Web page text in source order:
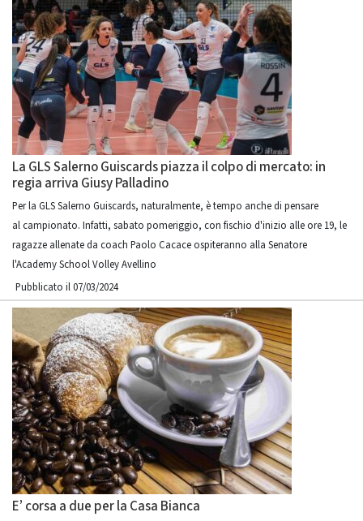
La GLS Salerno Guiscards piazza il colpo di mercato: in
regia arriva Giusy Palladino
Per la GLS Salerno Guiscards, naturalmente, è tempo anche di pensare
al campionato. Infatti, sabato pomeriggio, con fischio d'inizio alle ore 19, le
ragazze allenate da coach Paolo Cacace ospiteranno alla Senatore
l'Academy School Volley Avellino
Pubblicato il 07/03/2024
E’ corsa a due per la Casa Bianca